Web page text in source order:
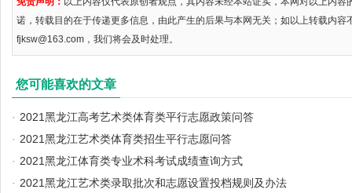
诺，转载目的在于传递更多信息，由此产生的后果与本网无关；如以上转载内容
fjksw@163.com，我们将会及时处理。
您可能喜欢的文章
· 2021黑龙江高考艺术类体育类平行志愿政策问答
· 2021黑龙江艺术类体育类招生平行志愿问答
· 2021黑龙江体育类专业术科考试成绩查询方式
· 2021黑龙江艺术类录取批次和志愿设置投档规则及办法